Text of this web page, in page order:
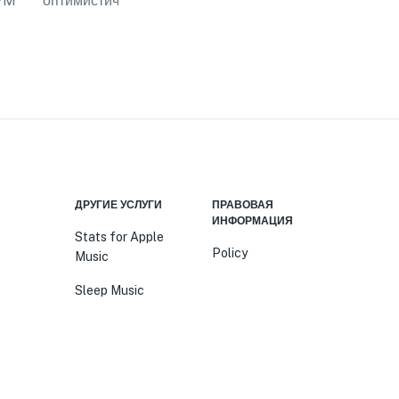
ДРУГИЕ УСЛУГИ
Stats for Apple
Music
Sleep Music
ПРАВОВАЯ
ИНФОРМАЦИЯ
Policy